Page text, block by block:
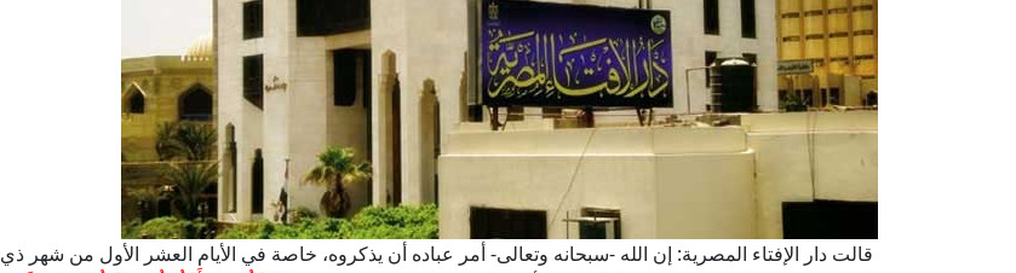
قالت دار الإفتاء المصرية: إن الله -سبحانه وتعالى- أمر عباده أن يذكروه، خاصة في الأيام العشر الأول من شهر ذي